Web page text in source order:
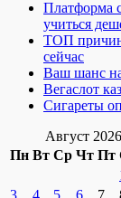
Платформа
учиться
ТОП причин
сейчас
Ваш шанс
Вегаслот
Сигареты
Август 2026
Пн Вт Ср Чт Пт
3
4 5 6 7